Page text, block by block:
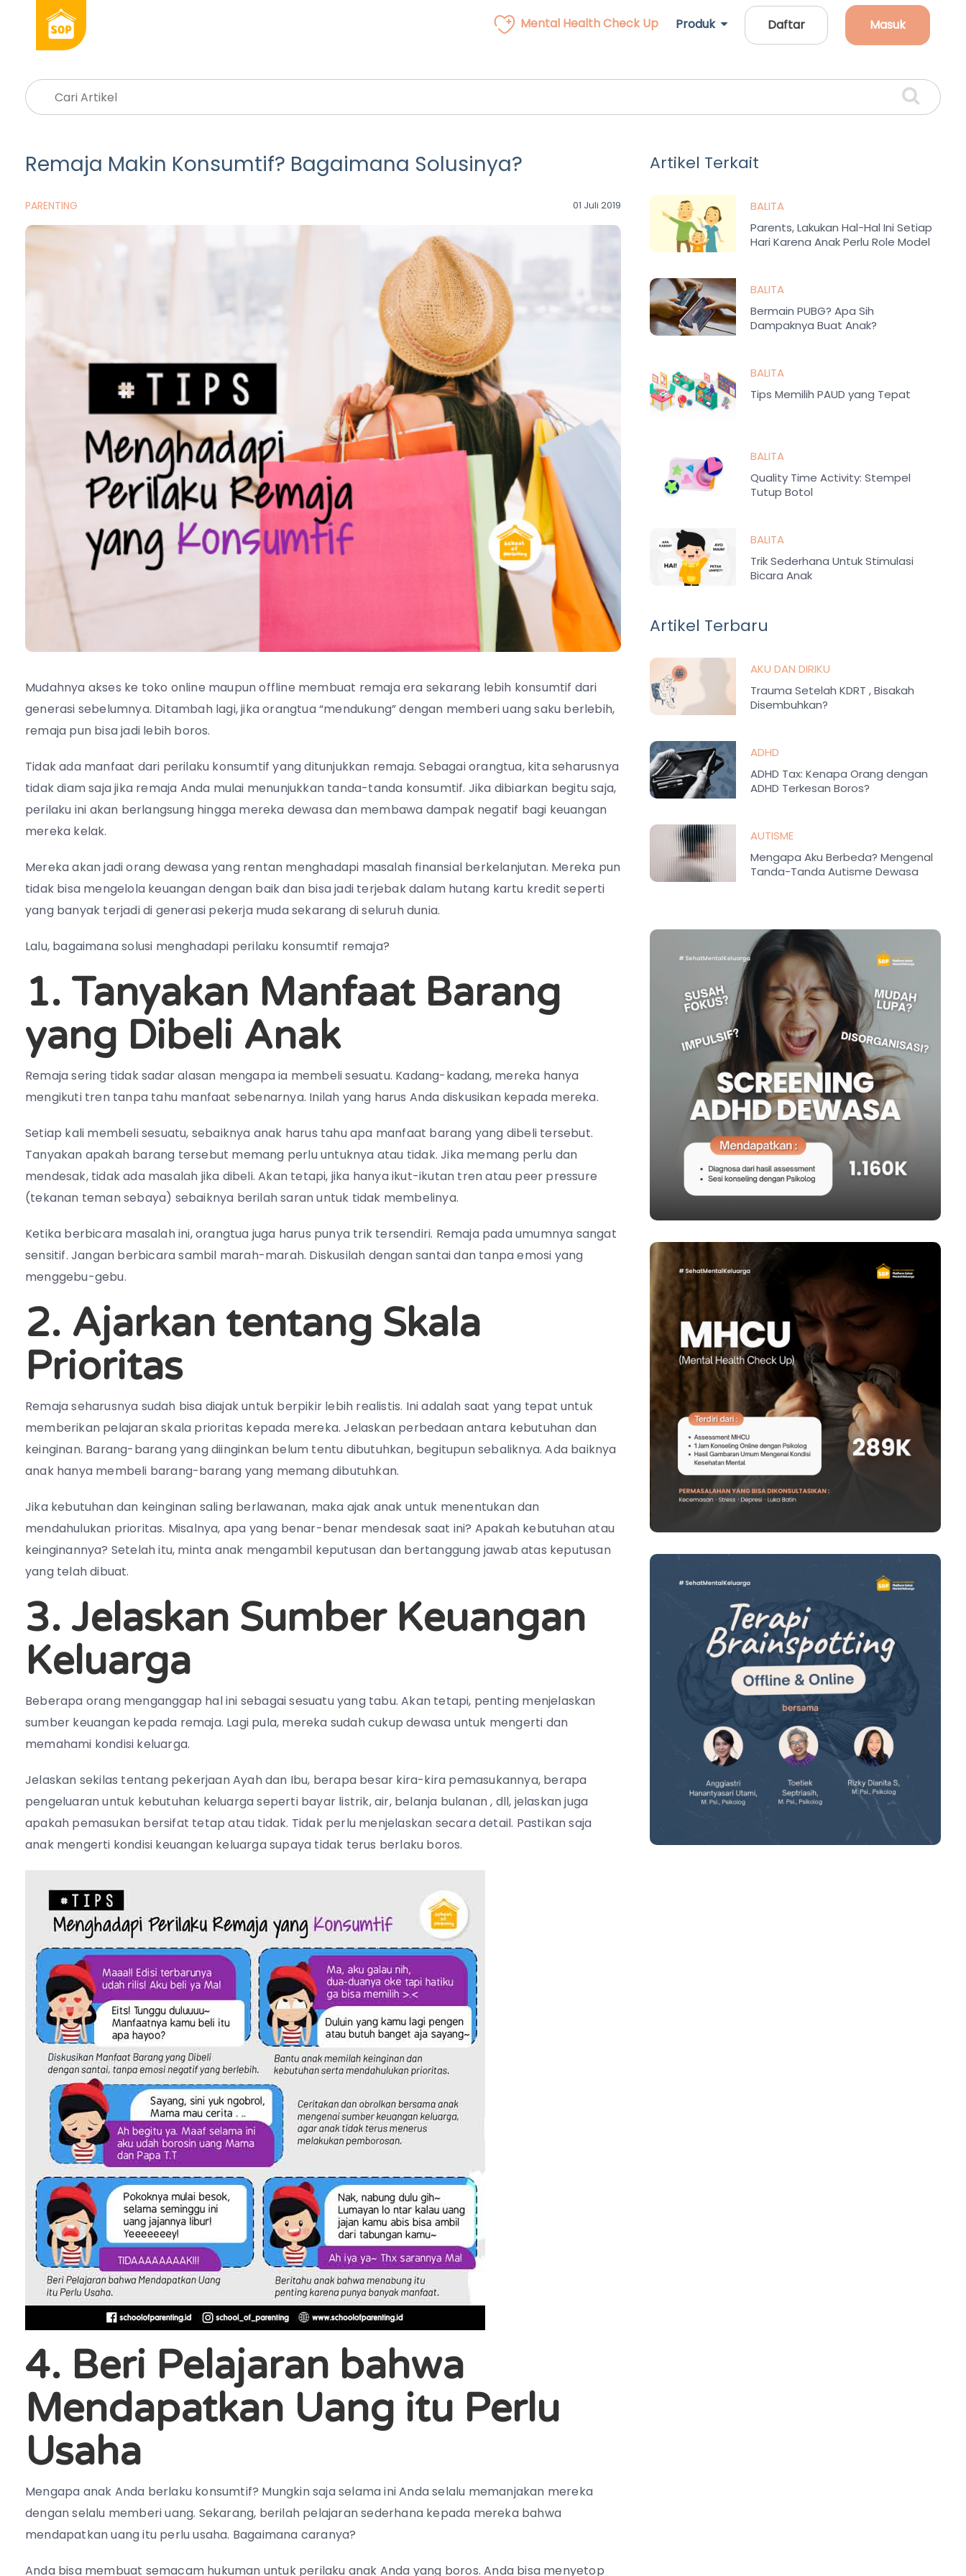
Mental Health Check Up Produk Daftar Masuk
Remaja Makin Konsumtif? Bagaimana Solusinya?
PARENTING 01 Juli 2019
Mudahnya akses ke toko online maupun offline membuat remaja era sekarang lebih konsumtif dari
generasi sebelumnya. Ditambah lagi, jika orangtua “mendukung” dengan memberi uang saku berlebih,
remaja pun bisa jadi lebih boros.
Tidak ada manfaat dari perilaku konsumtif yang ditunjukkan remaja. Sebagai orangtua, kita seharusnya
tidak diam saja jika remaja Anda mulai menunjukkan tanda-tanda konsumtif. Jika dibiarkan begitu saja,
perilaku ini akan berlangsung hingga mereka dewasa dan membawa dampak negatif bagi keuangan
mereka kelak.
Mereka akan jadi orang dewasa yang rentan menghadapi masalah finansial berkelanjutan. Mereka pun
tidak bisa mengelola keuangan dengan baik dan bisa jadi terjebak dalam hutang kartu kredit seperti
yang banyak terjadi di generasi pekerja muda sekarang di seluruh dunia.
Lalu, bagaimana solusi menghadapi perilaku konsumtif remaja?
1. Tanyakan Manfaat Barang
yang Dibeli Anak
Remaja sering tidak sadar alasan mengapa ia membeli sesuatu. Kadang-kadang, mereka hanya
mengikuti tren tanpa tahu manfaat sebenarnya. Inilah yang harus Anda diskusikan kepada mereka.
Setiap kali membeli sesuatu, sebaiknya anak harus tahu apa manfaat barang yang dibeli tersebut.
Tanyakan apakah barang tersebut memang perlu untuknya atau tidak. Jika memang perlu dan
mendesak, tidak ada masalah jika dibeli. Akan tetapi, jika hanya ikut-ikutan tren atau peer pressure
(tekanan teman sebaya) sebaiknya berilah saran untuk tidak membelinya.
Ketika berbicara masalah ini, orangtua juga harus punya trik tersendiri. Remaja pada umumnya sangat
sensitif. Jangan berbicara sambil marah-marah. Diskusilah dengan santai dan tanpa emosi yang
menggebu-gebu.
2. Ajarkan tentang Skala
Prioritas
Remaja seharusnya sudah bisa diajak untuk berpikir lebih realistis. Ini adalah saat yang tepat untuk
memberikan pelajaran skala prioritas kepada mereka. Jelaskan perbedaan antara kebutuhan dan
keinginan. Barang-barang yang diinginkan belum tentu dibutuhkan, begitupun sebaliknya. Ada baiknya
anak hanya membeli barang-barang yang memang dibutuhkan.
Jika kebutuhan dan keinginan saling berlawanan, maka ajak anak untuk menentukan dan
mendahulukan prioritas. Misalnya, apa yang benar-benar mendesak saat ini? Apakah kebutuhan atau
keinginannya? Setelah itu, minta anak mengambil keputusan dan bertanggung jawab atas keputusan
yang telah dibuat.
3. Jelaskan Sumber Keuangan
Keluarga
Beberapa orang menganggap hal ini sebagai sesuatu yang tabu. Akan tetapi, penting menjelaskan
sumber keuangan kepada remaja. Lagi pula, mereka sudah cukup dewasa untuk mengerti dan
memahami kondisi keluarga.
Jelaskan sekilas tentang pekerjaan Ayah dan Ibu, berapa besar kira-kira pemasukannya, berapa
pengeluaran untuk kebutuhan keluarga seperti bayar listrik, air, belanja bulanan , dll, jelaskan juga
apakah pemasukan bersifat tetap atau tidak. Tidak perlu menjelaskan secara detail. Pastikan saja
anak mengerti kondisi keuangan keluarga supaya tidak terus berlaku boros.
4. Beri Pelajaran bahwa
Mendapatkan Uang itu Perlu
Usaha
Mengapa anak Anda berlaku konsumtif? Mungkin saja selama ini Anda selalu memanjakan mereka
dengan selalu memberi uang. Sekarang, berilah pelajaran sederhana kepada mereka bahwa
mendapatkan uang itu perlu usaha. Bagaimana caranya?
Anda bisa membuat semacam hukuman untuk perilaku anak Anda yang boros. Anda bisa menyetop
Artikel Terkait
BALITA
Parents, Lakukan Hal-Hal Ini Setiap
Hari Karena Anak Perlu Role Model
BALITA
Bermain PUBG? Apa Sih
Dampaknya Buat Anak?
BALITA
Tips Memilih PAUD yang Tepat
BALITA
Quality Time Activity: Stempel
Tutup Botol
BALITA
Trik Sederhana Untuk Stimulasi
Bicara Anak
Artikel Terbaru
AKU DAN DIRIKU
Trauma Setelah KDRT , Bisakah
Disembuhkan?
ADHD
ADHD Tax: Kenapa Orang dengan
ADHD Terkesan Boros?
AUTISME
Mengapa Aku Berbeda? Mengenal
Tanda-Tanda Autisme Dewasa